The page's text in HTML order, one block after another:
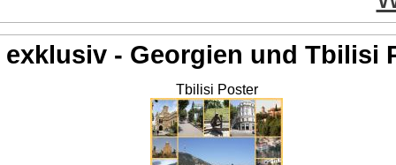
exklusiv - Georgien und Tbilisi
Tbilisi Poster